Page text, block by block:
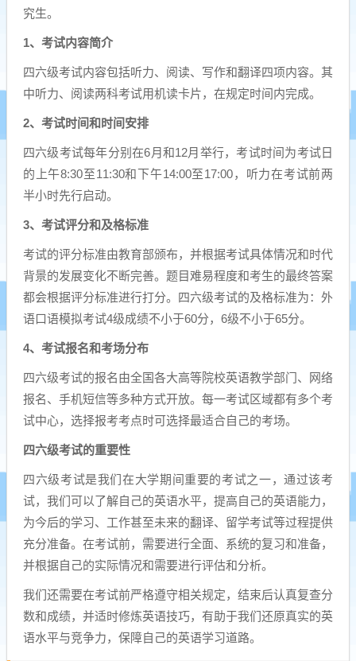
究生。
1、考试内容简介
四六级考试内容包括听力、阅读、写作和翻译四项内容。其
中听力、阅读两科考试用机读卡片，在规定时间内完成。
2、考试时间和时间安排
四六级考试每年分别在6月和12月举行，考试时间为考试日
的上午8:30至11:30和下午14:00至17:00，听力在考试前两
半小时先行启动。
3、考试评分和及格标准
考试的评分标准由教育部颁布，并根据考试具体情况和时代
背景的发展变化不断完善。题目难易程度和考生的最终答案
都会根据评分标准进行打分。四六级考试的及格标准为：外
语口语模拟考试4级成绩不小于60分，6级不小于65分。
4、考试报名和考场分布
四六级考试的报名由全国各大高等院校英语教学部门、网络
报名、手机短信等多种方式开放。每一考试区域都有多个考
试中心，选择报考考点时可选择最适合自己的考场。
四六级考试的重要性
四六级考试是我们在大学期间重要的考试之一，通过该考
试，我们可以了解自己的英语水平，提高自己的英语能力，
为今后的学习、工作甚至未来的翻译、留学考试等过程提供
充分准备。在考试前，需要进行全面、系统的复习和准备，
并根据自己的实际情况和需要进行评估和分析。
我们还需要在考试前严格遵守相关规定，结束后认真复查分
数和成绩，并适时修炼英语技巧，有助于我们还原真实的英
语水平与竞争力，保障自己的英语学习道路。